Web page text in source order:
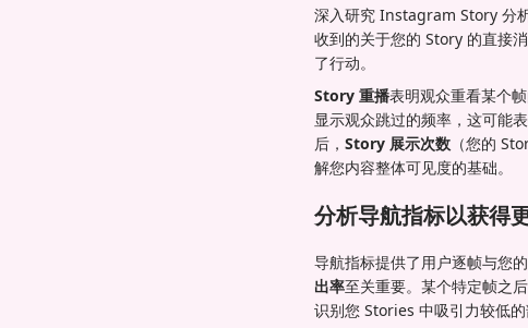
深入研究 Instagram Story 分
收到的关于您的 Story 的直接
了行动。
Story 重播表明观众重看某个
显示观众跳过的频率，这可能
后， Story 展示次数 （您的
解您内容整体可见度的基础。
分析导航指标以获得
导航指标提供了用户逐帧与您
出率至关重要。某个特定帧之
识别您 Stories 中吸引力较低的